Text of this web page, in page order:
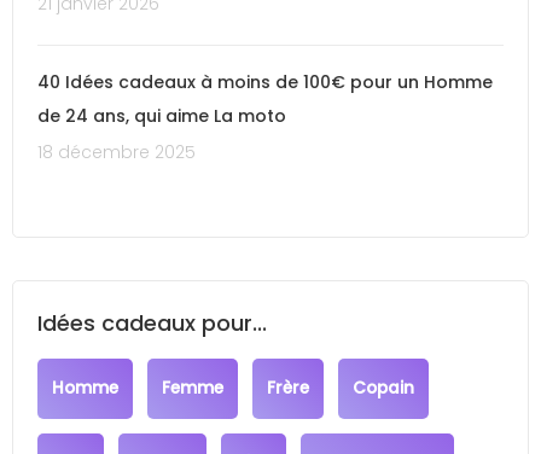
40 Idées cadeaux à moins de 100€ pour un Homme
de 24 ans, qui aime La moto
18 décembre 2025
Idées cadeaux pour...
Homme Femme Frère Copain